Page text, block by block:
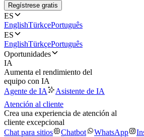
Regístrese gratis
ES
EnglishTürkçePortuguês
ES
EnglishTürkçePortuguês
Oportunidades
IA
Aumenta el rendimiento del
equipo con IA
Agente de IA
Asistente de IA
Atención al cliente
Crea una experiencia de atención al
cliente excepcional
Chat para sitios
Chatbot WhatsApp